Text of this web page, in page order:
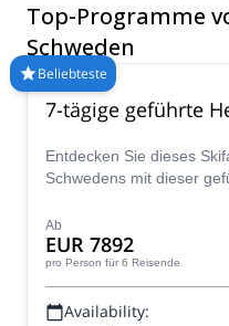
genießen und einige der
erkunden! Vergleichen und buchen Sie einen zertifizierten
Guide für Ihre Reise auf
Guides, 70+ Länder und
Programme zur Auswahl.
Splitboarding-Reisen in
Top-Programme
Schweden
Beliebteste
7-tägige geführte
Entdecken Sie dieses
Schwedens mit dieser
Ab
EUR 7892
pro Person für 6 Reisende
Availability: